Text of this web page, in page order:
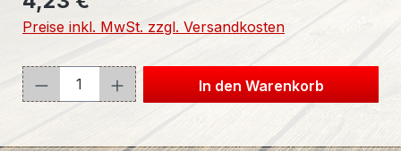
Preise inkl. MwSt. zzgl. Versandkosten
Produkt Anzahl: Gib denIn den Warenkorb